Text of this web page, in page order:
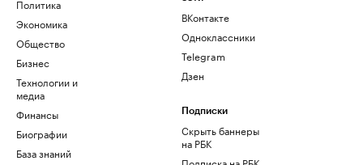
Политика
Экономика
Общество
Бизнес
Технологии и
медиа
Финансы
Биографии
База знаний
ВКонтакте
Одноклассники
Telegram
Дзен
Подписки
Скрыть баннеры
на РБК